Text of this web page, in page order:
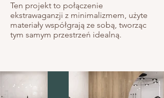
Ten projekt to połączenie
ekstrawaganzji z minimalizmem, użyte
materiały współgrają ze sobą, tworząc
tym samym przestrzeń idealną.